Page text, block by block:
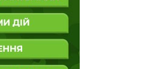
Чайка був дитячим
повномасштабної війни він